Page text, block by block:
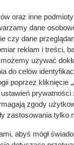
kosztuje zdrowie
przed
oraz inne
dane
czy dane
reklam i treści,
używać
do celów
poprzez kliknięcie
zgody
zastosowania tylko
abyś mógł